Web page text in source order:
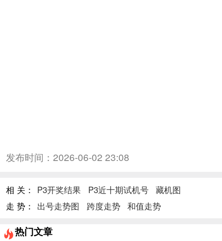
发布时间： 2026-06-02 23:08
相 关： P3开奖结果 P3近十期试机号
藏机图
走 势：
出号走势图 跨度走势 和值走势
热门文章